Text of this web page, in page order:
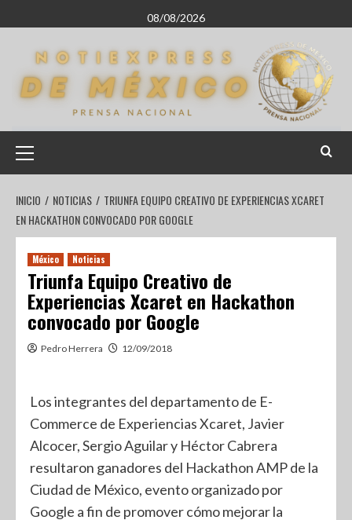
08/08/2026
INICIO NOTICIAS
TRIUNFA EQUIPO CREATIVO DE EXPERIENCIAS XCARET
EN HACKATHON CONVOCADO POR GOOGLE
México Noticias
Triunfa Equipo Creativo de
Experiencias Xcaret en Hackathon
convocado por Google
Pedro Herrera 12/09/2018
Los integrantes del departamento de E-
Commerce de Experiencias Xcaret, Javier
Alcocer, Sergio Aguilar y Héctor Cabrera
resultaron ganadores del Hackathon AMP de la
Ciudad de México, evento organizado por
Google a fin de promover cómo mejorar la